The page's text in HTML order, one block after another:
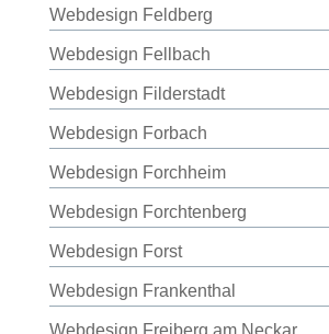
Webdesign Feldberg
Webdesign Fellbach
Webdesign Filderstadt
Webdesign Forbach
Webdesign Forchheim
Webdesign Forchtenberg
Webdesign Forst
Webdesign Frankenthal
Webdesign Freiberg am Neckar